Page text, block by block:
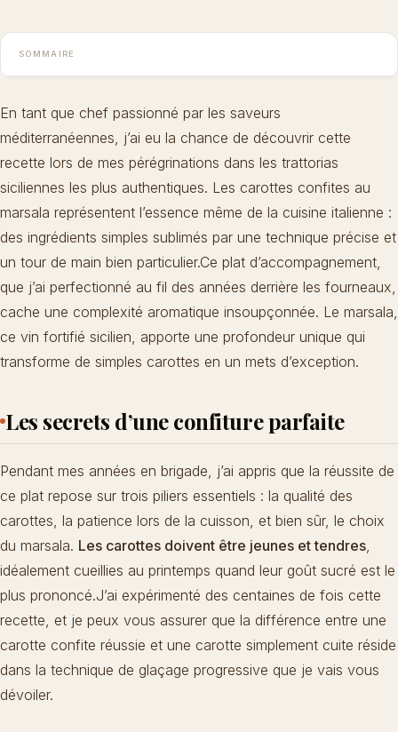
SOMMAIRE
En tant que chef passionné par les saveurs
méditerranéennes, j’ai eu la chance de découvrir cette
recette lors de mes pérégrinations dans les trattorias
siciliennes les plus authentiques. Les carottes confites au
marsala représentent l’essence même de la cuisine italienne :
des ingrédients simples sublimés par une technique précise et
un tour de main bien particulier.Ce plat d’accompagnement,
que j’ai perfectionné au fil des années derrière les fourneaux,
cache une complexité aromatique insoupçonnée. Le marsala,
ce vin fortifié sicilien, apporte une profondeur unique qui
transforme de simples carottes en un mets d’exception.
Les secrets d’une confiture parfaite
Pendant mes années en brigade, j’ai appris que la réussite de
ce plat repose sur trois piliers essentiels : la qualité des
carottes, la patience lors de la cuisson, et bien sûr, le choix
du marsala. Les carottes doivent être jeunes et tendres,
idéalement cueillies au printemps quand leur goût sucré est le
plus prononcé.J’ai expérimenté des centaines de fois cette
recette, et je peux vous assurer que la différence entre une
carotte confite réussie et une carotte simplement cuite réside
dans la technique de glaçage progressive que je vais vous
dévoiler.